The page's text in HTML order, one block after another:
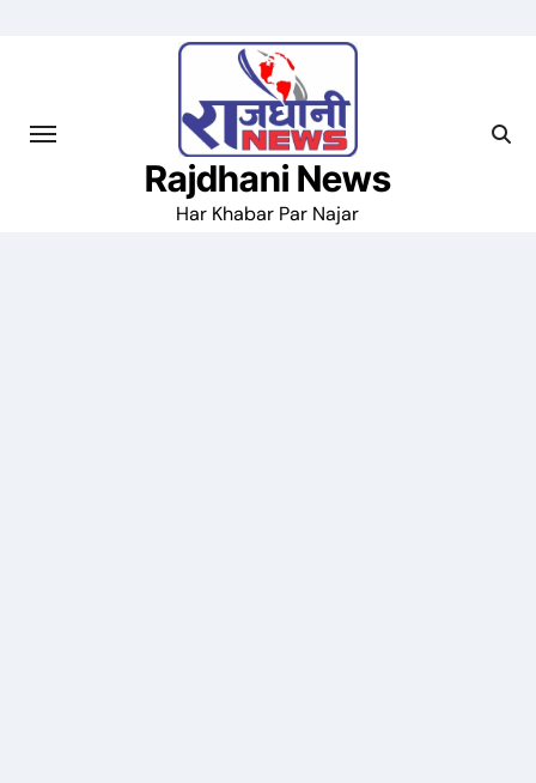
Rajdhani News
Har Khabar Par Najar